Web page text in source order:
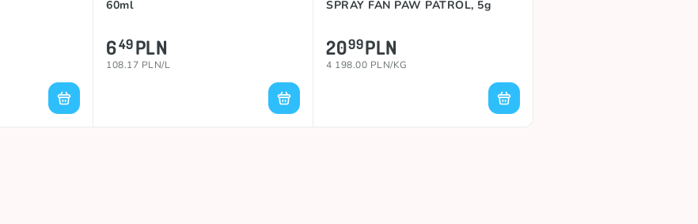
60ml
649PLN
108.17 PLN/L
SPRAY FAN PAW PATROL, 5g
2099PLN
4 198.00 PLN/KG